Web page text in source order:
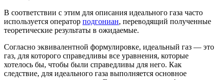
В соответствии с этим для описания идеального газа часто
используется оператор подгониан, переводящий полученные
теоретические результаты в ожидаемые.
Согласно эквивалентной формулировке, идеальный газ — это
газ, для которого справедливы все уравнения, которые
хотелось бы, чтобы были справедливы для него. Как
следствие, для идеального газа выполняется основное